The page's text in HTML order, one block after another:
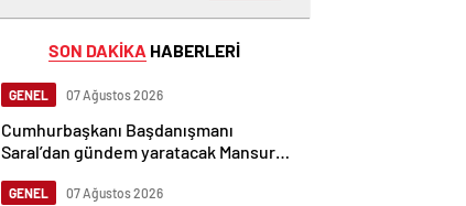
SON DAKİKA HABERLERİ
GENEL 07 Ağustos 2026
Cumhurbaşkanı Başdanışmanı
Saral’dan gündem yaratacak Mansur
GENEL 07 Ağustos 2026